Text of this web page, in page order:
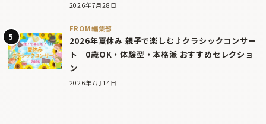
2026年7月28日
FROM編集部
2026年夏休み 親子で楽しむ♪クラシックコンサー
ト｜0歳OK・体験型・本格派 おすすめセレクショ
ン
2026年7月14日